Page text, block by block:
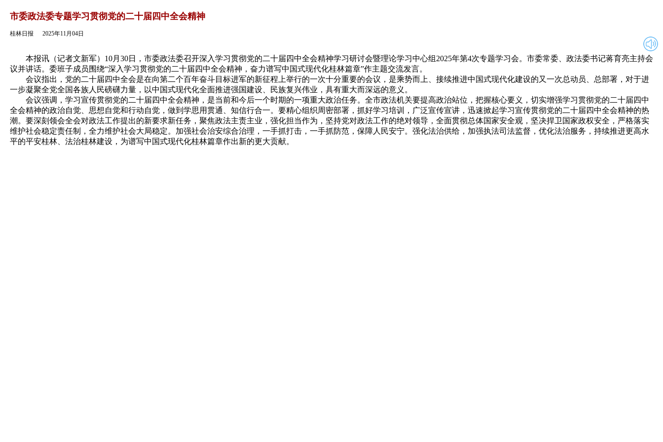
市委政法委专题学习贯彻党的二十届四中全会精神
桂林日报 2025年11月04日
本报讯（记者文新军）10月30日，市委政法委召开深入学习贯彻党的二十届四中全会精神学习研讨会暨理论学习中心组2025年第4次专题学习会。市委常委、政法委书记蒋育亮主持会
议并讲话。委班子成员围绕“深入学习贯彻党的二十届四中全会精神，奋力谱写中国式现代化桂林篇章”作主题交流发言。
会议指出，党的二十届四中全会是在向第二个百年奋斗目标进军的新征程上举行的一次十分重要的会议，是乘势而上、接续推进中国式现代化建设的又一次总动员、总部署，对于进
一步凝聚全党全国各族人民磅礴力量，以中国式现代化全面推进强国建设、民族复兴伟业，具有重大而深远的意义。
会议强调，学习宣传贯彻党的二十届四中全会精神，是当前和今后一个时期的一项重大政治任务。全市政法机关要提高政治站位，把握核心要义，切实增强学习贯彻党的二十届四中
全会精神的政治自觉、思想自觉和行动自觉，做到学思用贯通、知信行合一。要精心组织周密部署，抓好学习培训，广泛宣传宣讲，迅速掀起学习宣传贯彻党的二十届四中全会精神的热
潮。要深刻领会全会对政法工作提出的新要求新任务，聚焦政法主责主业，强化担当作为，坚持党对政法工作的绝对领导，全面贯彻总体国家安全观，坚决捍卫国家政权安全，严格落实
维护社会稳定责任制，全力维护社会大局稳定。加强社会治安综合治理，一手抓打击，一手抓防范，保障人民安宁。强化法治供给，加强执法司法监督，优化法治服务，持续推进更高水
平的平安桂林、法治桂林建设，为谱写中国式现代化桂林篇章作出新的更大贡献。